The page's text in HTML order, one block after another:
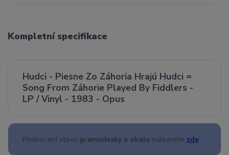
Kompletní specifikace
Hudci - Piesne Zo Záhoria Hrajú Hudci =
Song From Záhorie Played By Fiddlers -
LP / Vinyl - 1983 - Opus
Hodnocení stavu gramodesky a obalu naleznete zde